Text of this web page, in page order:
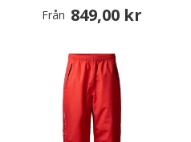
Från 849,00 kr